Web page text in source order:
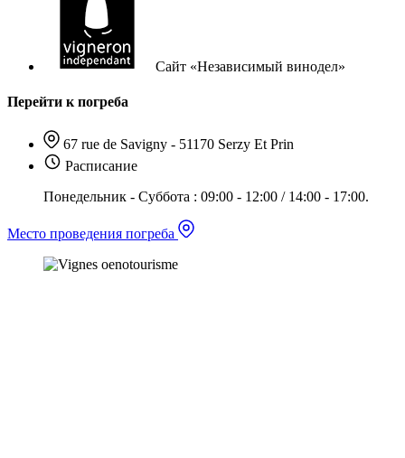
Сайт «Независимый винодел»
Перейти к погреба
67 rue de Savigny - 51170 Serzy Et Prin
Расписание
Понедельник - Суббота : 09:00 - 12:00 / 14:00 - 17:00.
Место проведения погреба